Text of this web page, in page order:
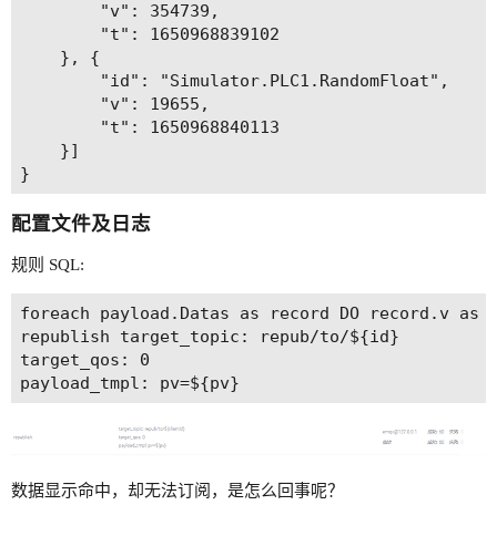
配置文件及日志
规则 SQL:
foreach payload.Datas as record DO record.v as
republish target_topic: repub/to/${id}
target_qos: 0
数据显示命中，却无法订阅，是怎么回事呢？